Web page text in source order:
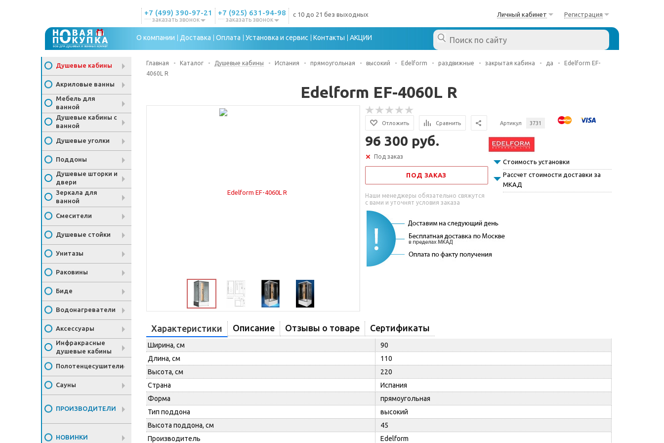
+7 (499) 390-97-21
заказать звонок
+7 (925) 631-94-98
заказать звонок
с 10 до 21 без выходных Личный кабинет Регистрация
О компании Доставка Оплата Установка и сервис Контакты АКЦИИ
Душевые кабины
Акриловые ванны
Мебель для
ванной
Душевые кабины с
ванной
Душевые уголки
Поддоны
Душевые шторки и
двери
Зеркала для
ванной
Смесители
Душевые стойки
Унитазы
Раковины
Биде
Водонагреватели
Аксессуары
Инфракрасные
душевые кабины
Полотенцесушители
Сауны
ПРОИЗВОДИТЕЛИ
НОВИНКИ
Главная - Каталог - Душевые кабины - Испания - прямоугольная - высокий - Edelform - раздвижные - закрытая кабина - да -
Edelform EF-
4060L R
Edelform EF-4060L R
Отложить Сравнить Артикул 3731
96 300 руб.
Под заказ
ПОД ЗАКАЗ
Наши менеджеры обязательно свяжутся
с вами и уточнят условия заказа
Стоимость установки
Рассчет стоимости доставки за
МКАД
Характеристики Описание Отзывы о товаре Сертификаты
Ширина, см
90
Длина, см
110
Высота, см
220
Страна
Испания
Форма
прямоугольная
Тип поддона
высокий
Высота поддона, см
45
Производитель
Edelform